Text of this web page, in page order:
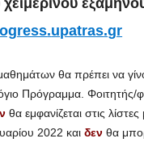
.upatras.gr
θα πρέπει να
Πρόγραμμα. Φοιτητής/
θα εμφανίζεται στις
2022 και δεν θα